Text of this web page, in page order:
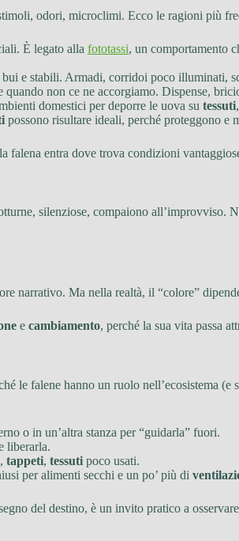
odori, microclimi. Ecco le ragioni più
È legato alla fototassi, un comportamento
e stabili. Armadi, corridoi poco illuminati,
non ce ne accorgiamo. Dispense,
domestici per deporre le uova su tessuti,
possono risultare ideali, perché proteggono e
falena entra dove trova condizioni
silenziose, compaiono all’improvviso.
narrativo. Ma nella realtà, il “colore”
e cambiamento, perché la sua vita passa
le falene hanno un ruolo nell’ecosistema (e
o in un’altra stanza per “guidarla” fuori.
liberarla.
, tappeti, tessuti poco usati.
per alimenti secchi e un po’ più di
del destino, è un invito pratico a